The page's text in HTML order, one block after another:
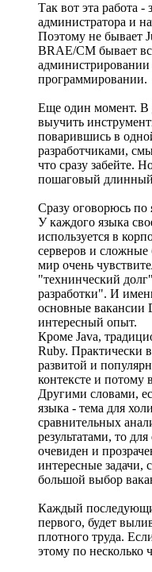
Так вот эта работа
администратора и
Поэтому не бывает
BRAE/CM бывает
администрировании
программировании.
Еще один момент. В
выучить
поварившись в
разработчиками,
что сразу забейте.
пошаговый длинный
Сразу оговорюсь по
У каждого языка
используется в
серверов и
мир очень
"технинческий
разработки". И
основные вакансии
интересный опыт.
Кроме Java,
Ruby. Практически
развитой и
контексте и потому
Другими словами,
языка - тема для
сравнительных
результатами, то
очевиден и
интересные задачи,
большой выбор
Каждый
первого, будет
плотного труда.
этому по несколько